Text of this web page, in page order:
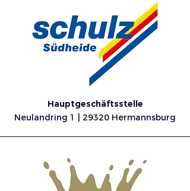
Hauptgeschäftsstelle
Neulandring 1 | 29320 Hermannsburg